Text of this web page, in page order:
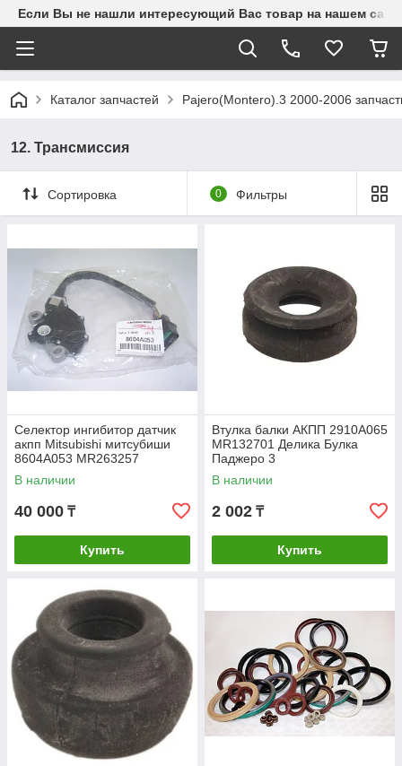
Если Вы не нашли интересующий Вас товар на нашем
Каталог запчастей Pajero(Montero).3 2000-2006
12. Трансмиссия
Сортировка 0 Фильтры
Селектор ингибитор датчик
акпп Mitsubishi митсубиши
8604A053 MR263257
паджеро монтеро спорт
pajero
В наличии
40 000 ₸
Купить
Втулка балки АКПП 2910A065
MR132701 Делика Булка
Паджеро 3
В наличии
2 002 ₸
Купить